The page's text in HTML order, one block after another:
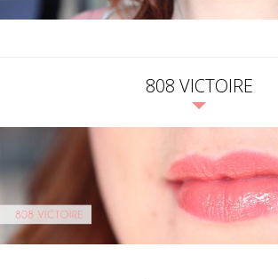
808 VICTOIRE